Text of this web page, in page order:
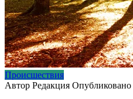
Происшествия
Автор Редакция Опубликовано